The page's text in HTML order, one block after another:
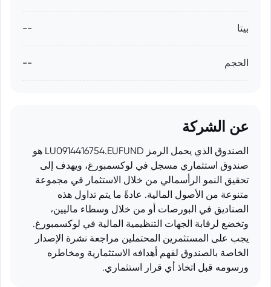
بيتا --
الحجم --
عن الشركة
الصندوق الذي يحمل الرمز LU0914416754.EUFUND هو
صندوق استثماري مسجل في لوكسمبورغ، ويهدف إلى
تحقيق النمو الرأسمالي من خلال الاستثمار في مجموعة
متنوعة من الأصول المالية. عادةً ما يتم تداول هذه
الصناديق في البورصات أو من خلال وسطاء ماليين،
وتخضع لرقابة الجهات التنظيمية المالية في لوكسمبورغ.
يجب على المستثمرين المحتملين مراجعة نشرة الإصدار
الخاصة بالصندوق لفهم أهدافه الاستثمارية ومخاطره
ورسومه قبل اتخاذ أي قرار استثماري.